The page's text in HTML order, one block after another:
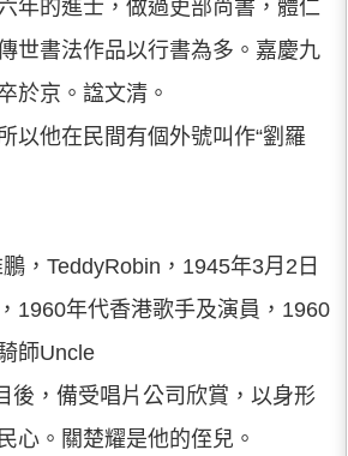
年的進士，做過吏部尚書，體仁
世書法作品以行書為多。嘉慶九
於京。諡文清。
以他在民間有個外號叫作“劉羅
，TeddyRobin，1945年3月2日
1960年代香港歌手及演員，1960
師Uncle
後，備受唱片公司欣賞，以身形
心。關楚耀是他的侄兒。